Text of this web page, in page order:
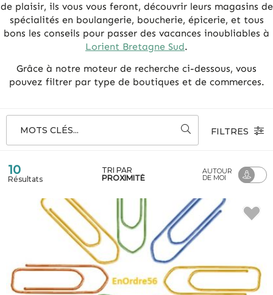
de plaisir, ils vous vous feront, découvrir leurs magasins de
spécialités en boulangerie, boucherie, épicerie, et tous
bons les conseils pour passer des vacances inoubliables à
Lorient Bretagne Sud.
Grâce à notre moteur de recherche ci-dessous, vous
pouvez filtrer par type de boutiques et de commerces.
MOTS CLÉS... FILTRES
10
Résultats
TRI PAR
PROXIMITÉ
AUTOUR
DE MOI